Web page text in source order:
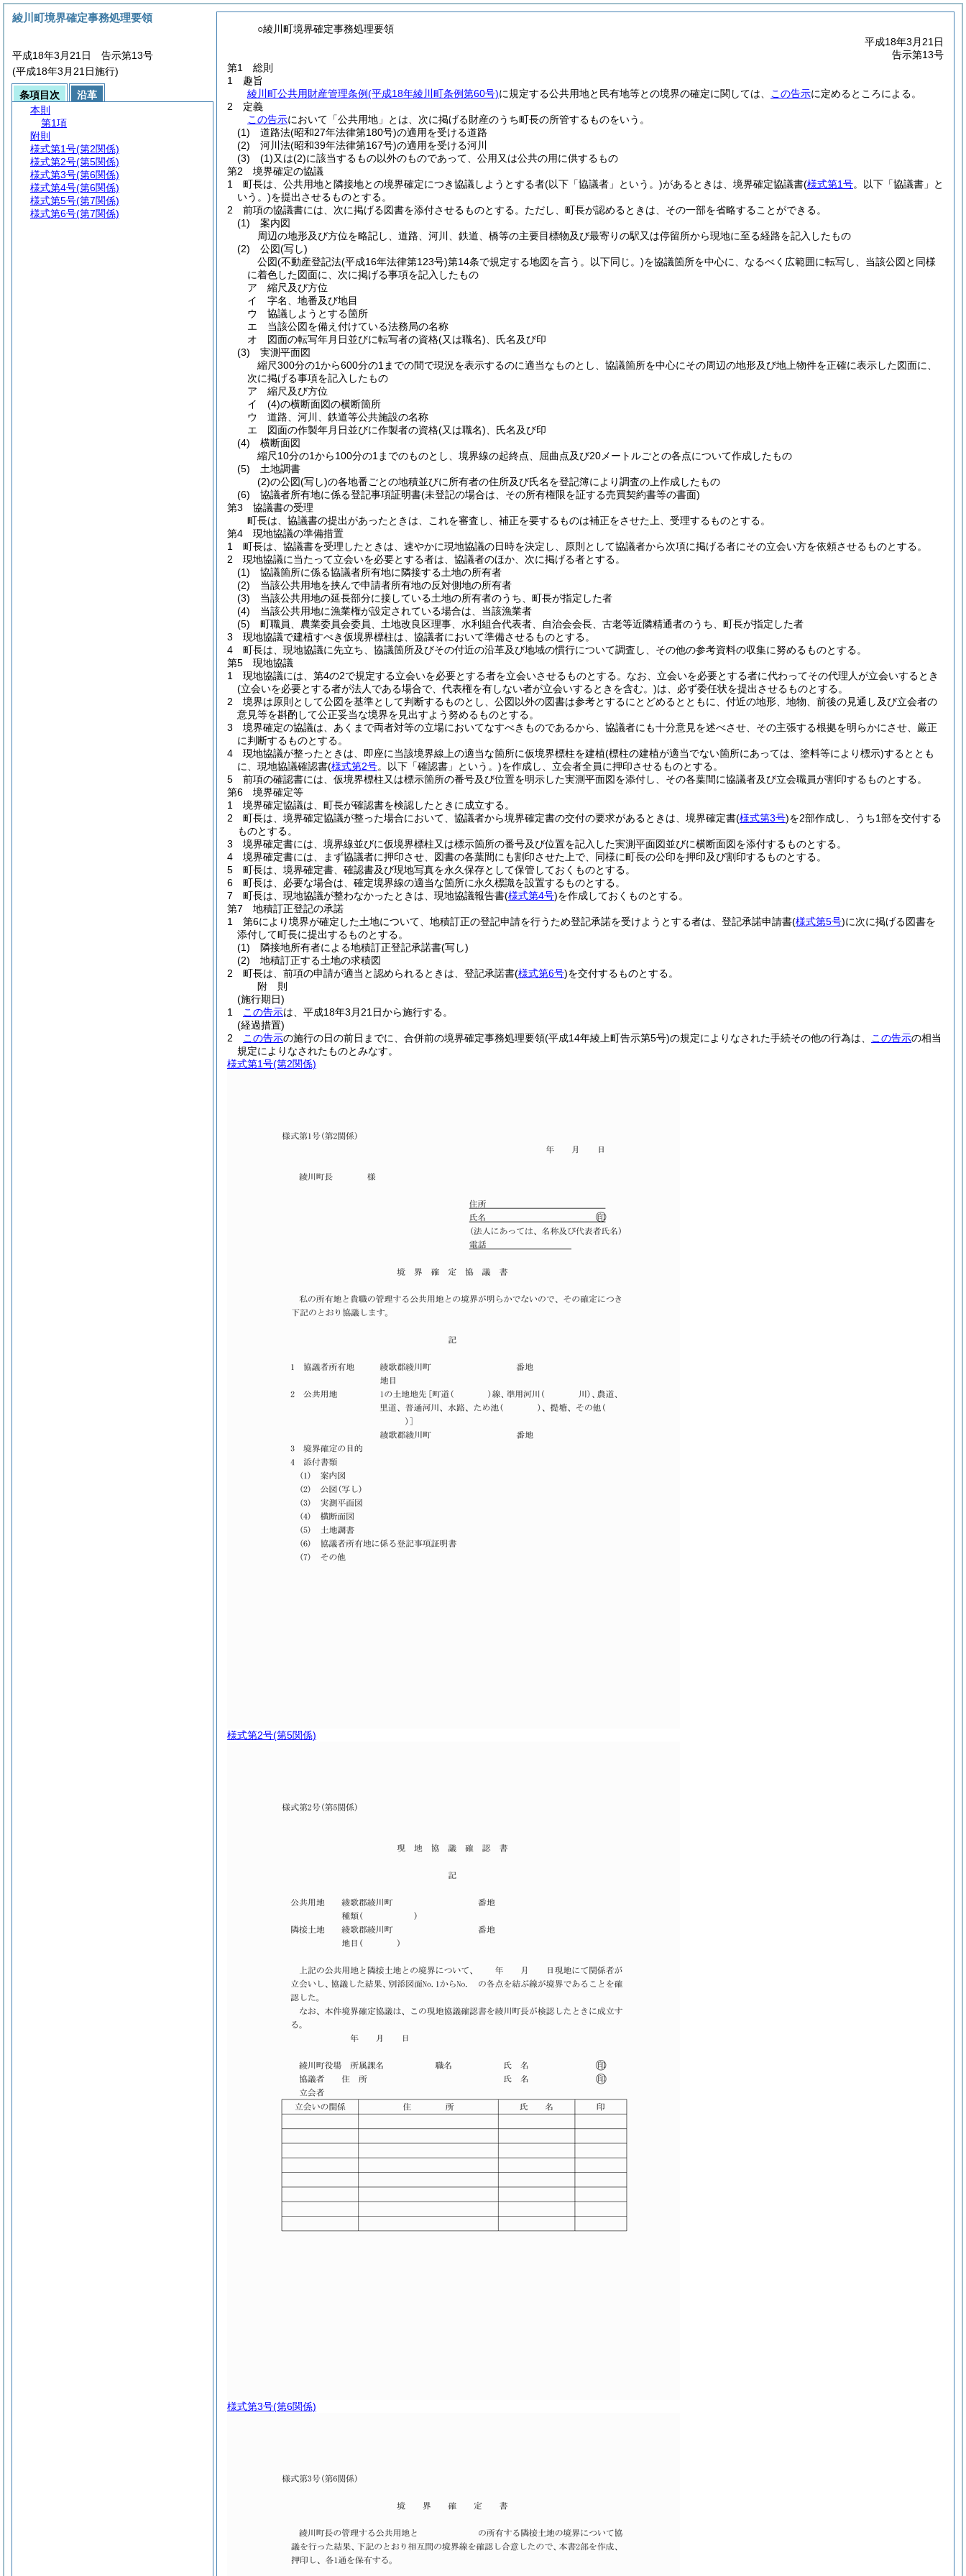
○綾川町境界確定事務処理要領
平成18年3月21日
告示第13号
第1 総則
1 趣旨
綾川町公共用財産管理条例(平成18年綾川町条例第60号)に規定する公共用地と民有地等との境界の確定に関しては、 この告示に定めるところによる。
2 定義
この告示において「公共用地」とは、次に掲げる財産のうち町長の所管するものをいう。
(1) 道路法(昭和27年法律第180号)の適用を受ける道路
(2) 河川法(昭和39年法律第167号)の適用を受ける河川
(3)
(1)又は(2)に該当するもの以外のものであって、公用又は公共の用に供するもの
第2 境界確定の協議
1 町長は、公共用地と隣接地との境界確定につき協議しようとする者(以下「協議者」という。)があるときは、境界確定協議書(様式第1号。以下「協議書」と
いう。)を提出させるものとする。
2 前項の協議書には、次に掲げる図書を添付させるものとする。ただし、町長が認めるときは、その一部を省略することができる。
(1) 案内図
周辺の地形及び方位を略記し、道路、河川、鉄道、橋等の主要目標物及び最寄りの駅又は停留所から現地に至る経路を記入したもの
(2) 公図(写し)
公図(不動産登記法(平成16年法律第123号)第14条で規定する地図を言う。以下同じ。)を協議箇所を中心に、なるべく広範囲に転写し、当該公図と同様
に着色した図面に、次に掲げる事項を記入したもの
ア 縮尺及び方位
イ 字名、地番及び地目
ウ 協議しようとする箇所
エ 当該公図を備え付けている法務局の名称
オ 図面の転写年月日並びに転写者の資格(又は職名) 、氏名及び印
(3) 実測平面図
縮尺300分の1から600分の1までの間で現況を表示するのに適当なものとし、協議箇所を中心にその周辺の地形及び地上物件を正確に表示した図面に、
次に掲げる事項を記入したもの
ア 縮尺及び方位
イ (4)の横断面図の横断箇所
ウ 道路、河川、鉄道等公共施設の名称
エ 図面の作製年月日並びに作製者の資格(又は職名) 、氏名及び印
(4) 横断面図
縮尺10分の1から100分の1までのものとし、境界線の起終点、屈曲点及び20メートルごとの各点について作成したもの
(5) 土地調書
(2)の公図(写し)の各地番ごとの地積並びに所有者の住所及び氏名を登記簿により調査の上作成したもの
(6) 協議者所有地に係る登記事項証明書(未登記の場合は、その所有権限を証する売買契約書等の書面)
第3 協議書の受理
町長は、協議書の提出があったときは、これを審査し、補正を要するものは補正をさせた上、受理するものとする。
第4 現地協議の準備措置
1 町長は、協議書を受理したときは、速やかに現地協議の日時を決定し、原則として協議者から次項に掲げる者にその立会い方を依頼させるものとする。
2 現地協議に当たって立会いを必要とする者は、協議者のほか、次に掲げる者とする。
(1) 協議箇所に係る協議者所有地に隣接する土地の所有者
(2) 当該公共用地を挟んで申請者所有地の反対側地の所有者
(3) 当該公共用地の延長部分に接している土地の所有者のうち、町長が指定した者
(4) 当該公共用地に漁業権が設定されている場合は、当該漁業者
(5) 町職員、農業委員会委員、土地改良区理事、水利組合代表者、自治会会長、古老等近隣精通者のうち、町長が指定した者
3 現地協議で建植すべき仮境界標柱は、協議者において準備させるものとする。
4 町長は、現地協議に先立ち、協議箇所及びその付近の沿革及び地域の慣行について調査し、その他の参考資料の収集に努めるものとする。
第5 現地協議
1 現地協議には、第4の2で規定する立会いを必要とする者を立会いさせるものとする。なお、立会いを必要とする者に代わってその代理人が立会いするとき
(立会いを必要とする者が法人である場合で、代表権を有しない者が立会いするときを含む。)は、必ず委任状を提出させるものとする。
2 境界は原則として公図を基準として判断するものとし、公図以外の図書は参考とするにとどめるとともに、付近の地形、地物、前後の見通し及び立会者の
意見等を斟酌して公正妥当な境界を見出すよう努めるものとする。
3 境界確定の協議は、あくまで両者対等の立場においてなすべきものであるから、協議者にも十分意見を述べさせ、その主張する根拠を明らかにさせ、厳正
に判断するものとする。
4 現地協議が整ったときは、即座に当該境界線上の適当な箇所に仮境界標柱を建植(標柱の建植が適当でない箇所にあっては、塗料等により標示)するととも
に、現地協議確認書(様式第2号。以下「確認書」という。)を作成し、立会者全員に押印させるものとする。
5 前項の確認書には、仮境界標柱又は標示箇所の番号及び位置を明示した実測平面図を添付し、その各葉間に協議者及び立会職員が割印するものとする。
第6 境界確定等
1 境界確定協議は、町長が確認書を検認したときに成立する。
2 町長は、境界確定協議が整った場合において、協議者から境界確定書の交付の要求があるときは、境界確定書(様式第3号)を2部作成し、うち1部を交付する
ものとする。
3 境界確定書には、境界線並びに仮境界標柱又は標示箇所の番号及び位置を記入した実測平面図並びに横断面図を添付するものとする。
4 境界確定書には、まず協議者に押印させ、図書の各葉間にも割印させた上で、同様に町長の公印を押印及び割印するものとする。
5 町長は、境界確定書、確認書及び現地写真を永久保存として保管しておくものとする。
6 町長は、必要な場合は、確定境界線の適当な箇所に永久標識を設置するものとする。
7 町長は、現地協議が整わなかったときは、現地協議報告書(様式第4号)を作成しておくものとする。
第7 地積訂正登記の承諾
1 第6により境界が確定した土地について、地積訂正の登記申請を行うため登記承諾を受けようとする者は、登記承諾申請書(様式第5号)に次に掲げる図書を
添付して町長に提出するものとする。
(1) 隣接地所有者による地積訂正登記承諾書(写し)
(2) 地積訂正する土地の求積図
2 町長は、前項の申請が適当と認められるときは、登記承諾書(様式第6号)を交付するものとする。
附 則
(施行期日)
1
この告示は、平成18年3月21日から施行する。
(経過措置)
2
この告示の施行の日の前日までに、合併前の境界確定事務処理要領(平成14年綾上町告示第5号)の規定によりなされた手続その他の行為は、 この告示の相当
規定によりなされたものとみなす。
様式第1号(第2関係)
様式第2号(第5関係)
様式第3号(第6関係)
綾川町境界確定事務処理要領
平成18年3月21日 告示第13号
(平成18年3月21日施行)
条項目次
沿革
本則
第1項
附則
様式第1号(第2関係)
様式第2号(第5関係)
様式第3号(第6関係)
様式第4号(第6関係)
様式第5号(第7関係)
様式第6号(第7関係)